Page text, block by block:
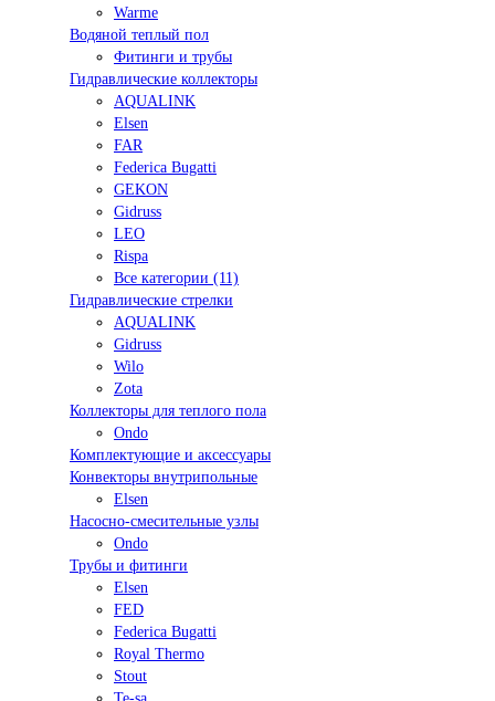
Warme
Водяной теплый пол
Фитинги и трубы
Гидравлические коллекторы
AQUALINK
Elsen
FAR
Federica Bugatti
GEKON
Gidruss
LEO
Rispa
Все категории (11)
Гидравлические стрелки
AQUALINK
Gidruss
Wilo
Zota
Коллекторы для теплого пола
Ondo
Комплектующие и аксессуары
Конвекторы внутрипольные
Elsen
Насосно-смесительные узлы
Ondo
Трубы и фитинги
Elsen
FED
Federica Bugatti
Royal Thermo
Stout